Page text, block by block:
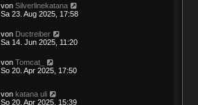
von Silverlinekatana
Sa 23. Aug 2025, 17:58
von Ductreiber
Sa 14. Jun 2025, 11:20
von Tomcat_
So 20. Apr 2025, 17:50
von katana uli
So 20. Apr 2025, 15:39